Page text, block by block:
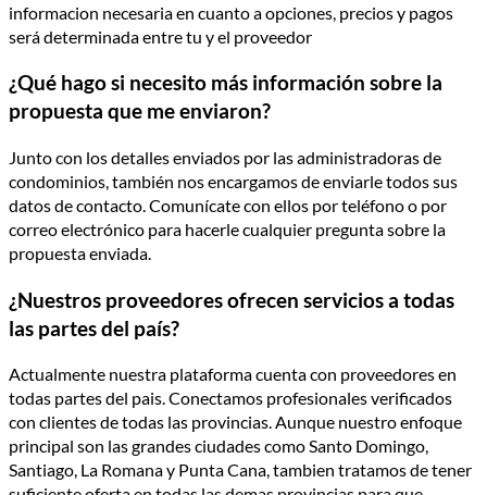
informacion necesaria en cuanto a opciones, precios y pagos
será determinada entre tu y el proveedor
¿Qué hago si necesito más información sobre la
propuesta que me enviaron?
Junto con los detalles enviados por las administradoras de
condominios, también nos encargamos de enviarle todos sus
datos de contacto. Comunícate con ellos por teléfono o por
correo electrónico para hacerle cualquier pregunta sobre la
propuesta enviada.
¿Nuestros proveedores ofrecen servicios a todas
las partes del país?
Actualmente nuestra plataforma cuenta con proveedores en
todas partes del pais. Conectamos profesionales verificados
con clientes de todas las provincias. Aunque nuestro enfoque
principal son las grandes ciudades como Santo Domingo,
Santiago, La Romana y Punta Cana, tambien tratamos de tener